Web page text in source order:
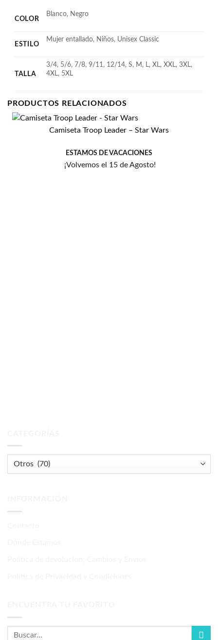
COLOR
Blanco, Negro
ESTILO
Mujer entallado, Niños, Unisex Classic
TALLA
3/4, 5/6, 7/8, 9/11, 12/14, S, M, L, XL, XXL, 3XL,
4XL, 5XL
PRODUCTOS RELACIONADOS
Camiseta Troop Leader – Star Wars
ESTAMOS DE VACACIONES
¡Volvemos el 15 de Agosto!